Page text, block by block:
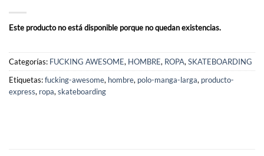
Este producto no está disponible porque no quedan existencias.
Categorías: FUCKING AWESOME, HOMBRE, ROPA, SKATEBOARDING
Etiquetas:fucking-awesome, hombre, polo-manga-larga, producto-
express, ropa, skateboarding